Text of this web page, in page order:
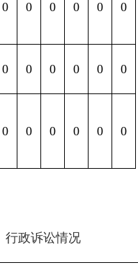
0 0 0 0 0 0
0 0 0 0 0 0
0 0 0 0 0 0
行政诉讼情况